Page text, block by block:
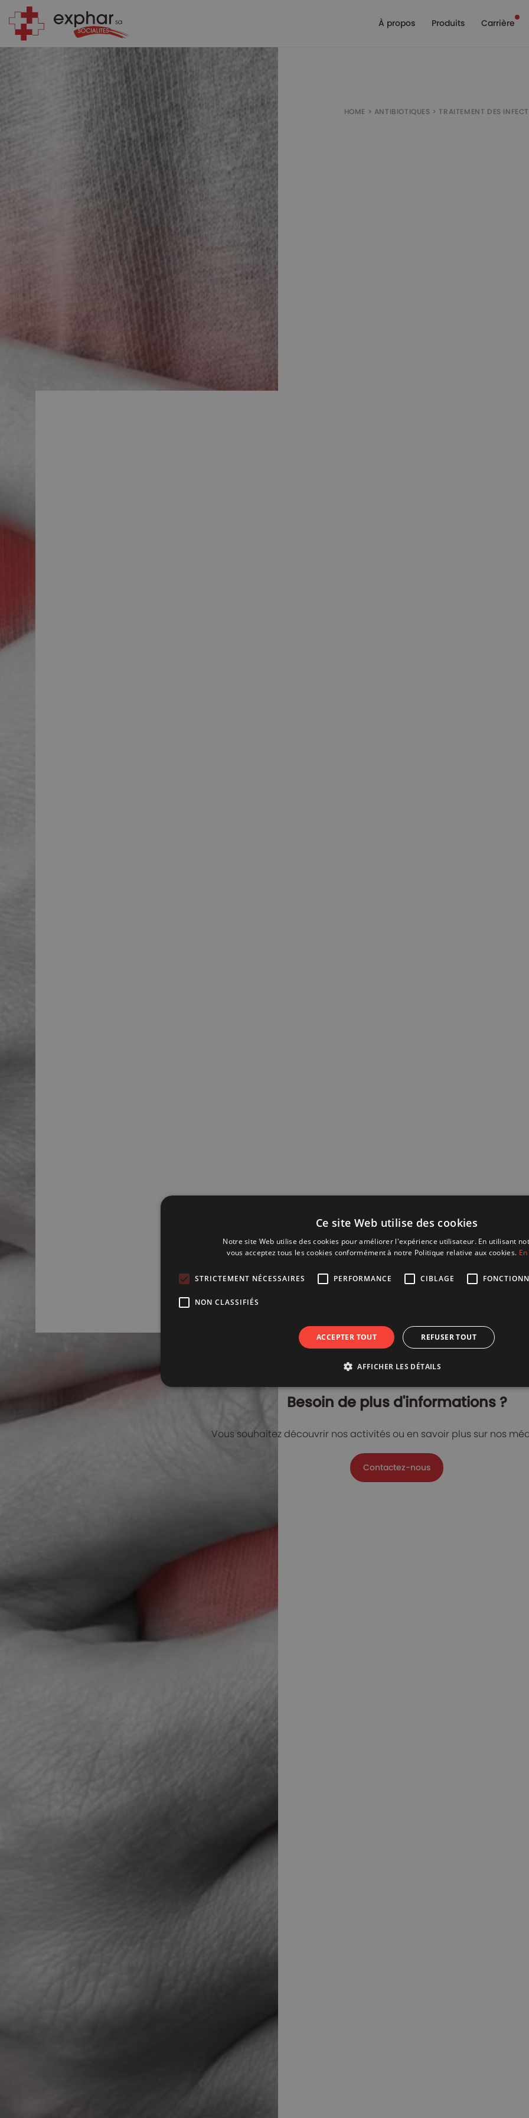
À propos Produits Carrière
HOME > ANTIBIOTIQUES >TRAITEMENT DES
Besoin de plus d'informations ?
Vous souhaitez découvrir nos activités ou en savoir plus sur nos
Contactez-nous
Ce site Web utilise des cookies
Notre site Web utilise des cookies pour améliorer l'expérience utilisateur. En utilisant
vous acceptez tous les cookies conformément à notre Politique relative aux cookies.
STRICTEMENT NÉCESSAIRES PERFORMANCE CIBLAGE
NON CLASSIFIÉS
ACCEPTER TOUT REFUSER TOUT
AFFICHER LES DÉTAILS